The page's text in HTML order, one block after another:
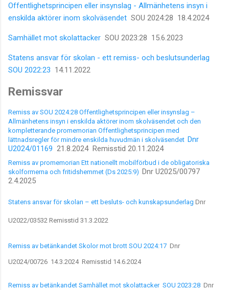
Offentlighetsprincipen eller insynslag - Allmänhetens insyn i
enskilda aktörer inom skolväsendet SOU 2024:28 18.4.2024
Samhället mot skolattacker SOU 2023:28 15.6.2023
Statens ansvar för skolan - ett remiss- och beslutsunderlag
SOU 2022:23 14.11.2022
Remissvar
Remiss av SOU 2024:28 Offentlighetsprincipen eller insynslag –
Allmänhetens insyn i enskilda aktörer inom skolväsendet och den
kompletterande promemorian Offentlighetsprincipen med
lättnadsregler för mindre enskilda huvudmän i skolväsendet Dnr
U2024/01169 21.8.2024 Remisstid 20.11.2024
Remiss av promemorian Ett nationellt mobilförbud i de obligatoriska
skolformerna och fritidshemmet (Ds 2025:9) Dnr U2025/00797
2.4.2025
Statens ansvar för skolan – ett besluts- och kunskapsunderlag Dnr
U2022/03532 Remisstid 31.3.2022
Remiss av betänkandet Skolor mot brott SOU 2024:17 Dnr
U2024/00726 14.3.2024 Remisstid 14.6.2024
Remiss av betänkandet Samhället mot skolattacker SOU 2023:28 Dnr